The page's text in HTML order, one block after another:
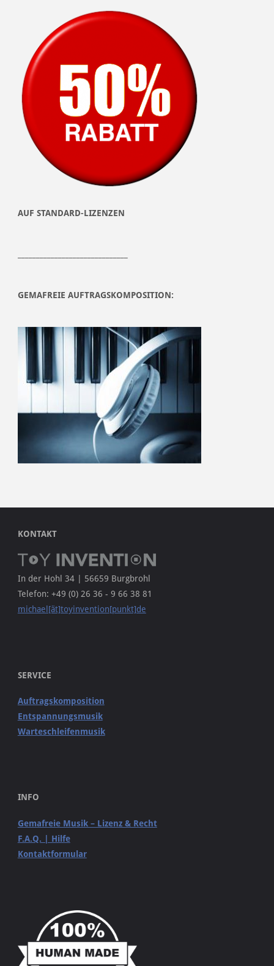
AUF STANDARD-LIZENZEN
GEMAFREIE AUFTRAGSKOMPOSITION:
KONTAKT
In der Hohl 34 | 56659 Burgbrohl
Telefon: +49 (0) 26 36 - 9 66 38 81
michael[ät]toyinvention[punkt]de
SERVICE
Auftragskomposition
Entspannungsmusik
Warteschleifenmusik
INFO
Gemafreie Musik – Lizenz & Recht
F.A.Q. | Hilfe
Kontaktformular